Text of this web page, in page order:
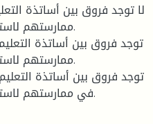
ممارستهم
ممارستهم
في ممارستهم لاستراتيجيات الكشف عن الموهوبين.